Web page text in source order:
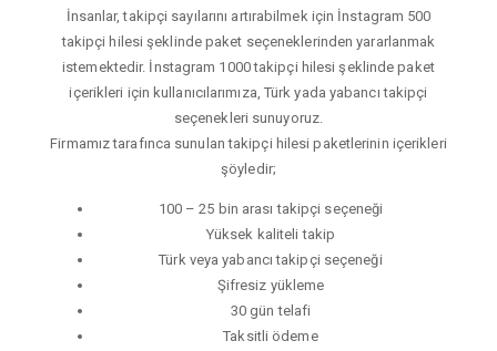
İnsanlar, takipçi sayılarını artırabilmek için İnstagram 500
takipçi hilesi şeklinde paket seçeneklerinden yararlanmak
istemektedir. İnstagram 1000 takipçi hilesi şeklinde paket
içerikleri için kullanıcılarımıza, Türk yada yabancı takipçi
seçenekleri sunuyoruz.
Firmamız tarafınca sunulan takipçi hilesi paketlerinin içerikleri
şöyledir;
100 – 25 bin arası takipçi seçeneği
Yüksek kaliteli takip
Türk veya yabancı takipçi seçeneği
Şifresiz yükleme
30 gün telafi
Taksitli ödeme